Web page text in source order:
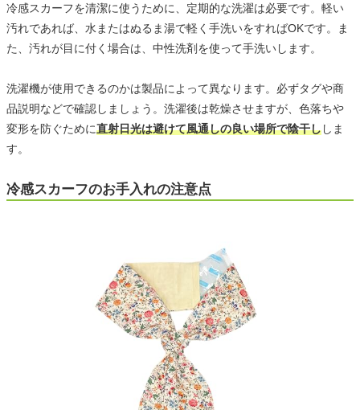
冷感スカーフを清潔に使うために、定期的な洗濯は必要です。軽い
汚れであれば、水またはぬるま湯で軽く手洗いをすればOKです。ま
た、汚れが目に付く場合は、中性洗剤を使って手洗いします。
洗濯機が使用できるのかは製品によって異なります。必ずタグや商
品説明などで確認しましょう。洗濯後は乾燥させますが、色落ちや
変形を防ぐために直射日光は避けて風通しの良い場所で陰干ししま
す。
冷感スカーフのお手入れの注意点